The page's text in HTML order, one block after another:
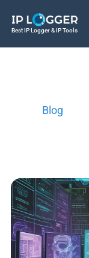
Best IP Logger & IP Tools
Blog